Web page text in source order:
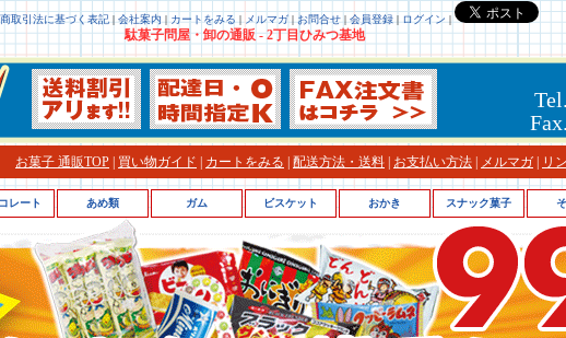
取引法に基づく表記 | 会社案内 | カートをみる | メルマガ| お問合せ| 会員登録| ログイン |
駄菓子問屋・卸の通販 - 2丁目ひみつ基地
お菓子 通販TOP 買い物ガイド カートをみる 配送方法・送料 お支払い方法 メルマガ リ